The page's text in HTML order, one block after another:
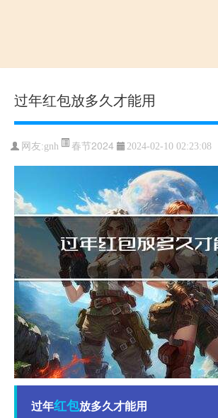
过年红包放多久才能用
网友:gnh 春节2024 2024-02-10 02:23:08
过年红包放多久才能用